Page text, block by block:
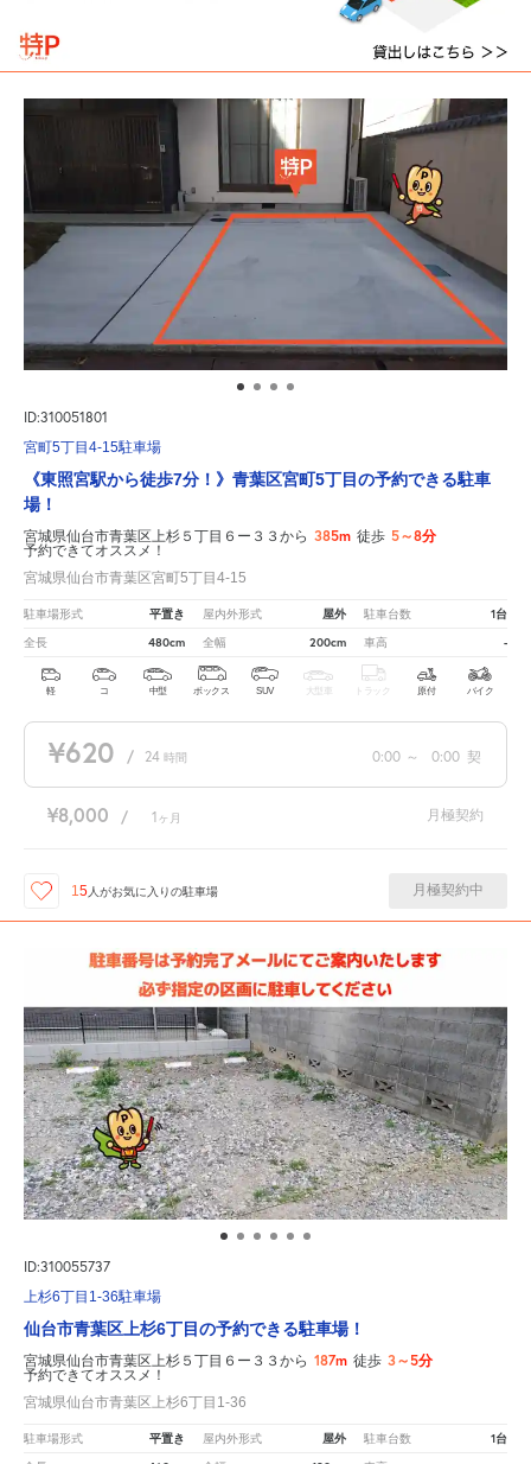
ID:310051801
宮町5丁目4-15駐車場
《東照宮駅から徒歩7分！》青葉区宮町5丁目の予約できる駐車
場！
宮城県仙台市青葉区上杉５丁目６ー３３から 385m 徒歩 5～8分
予約できてオススメ！
宮城県仙台市青葉区宮町5丁目4-15
駐車場形式 平置き 屋内外形式 屋外 駐車台数 1台
全長 480cm 全幅 200cm 車高 -
軽 コ 中型 ボックス SUV 大型車 トラック 原付 バイク
¥620 / 24 時間 0:00 ～ 0:00 契
¥8,000 / 1 ヶ月 月極契約
15 人がお気に入りの駐車場 月極契約中
ID:310055737
上杉6丁目1-36駐車場
仙台市青葉区上杉6丁目の予約できる駐車場！
宮城県仙台市青葉区上杉５丁目６ー３３から 187m 徒歩 3～5分
予約できてオススメ！
宮城県仙台市青葉区上杉6丁目1-36
駐車場形式 平置き 屋内外形式 屋外 駐車台数 1台